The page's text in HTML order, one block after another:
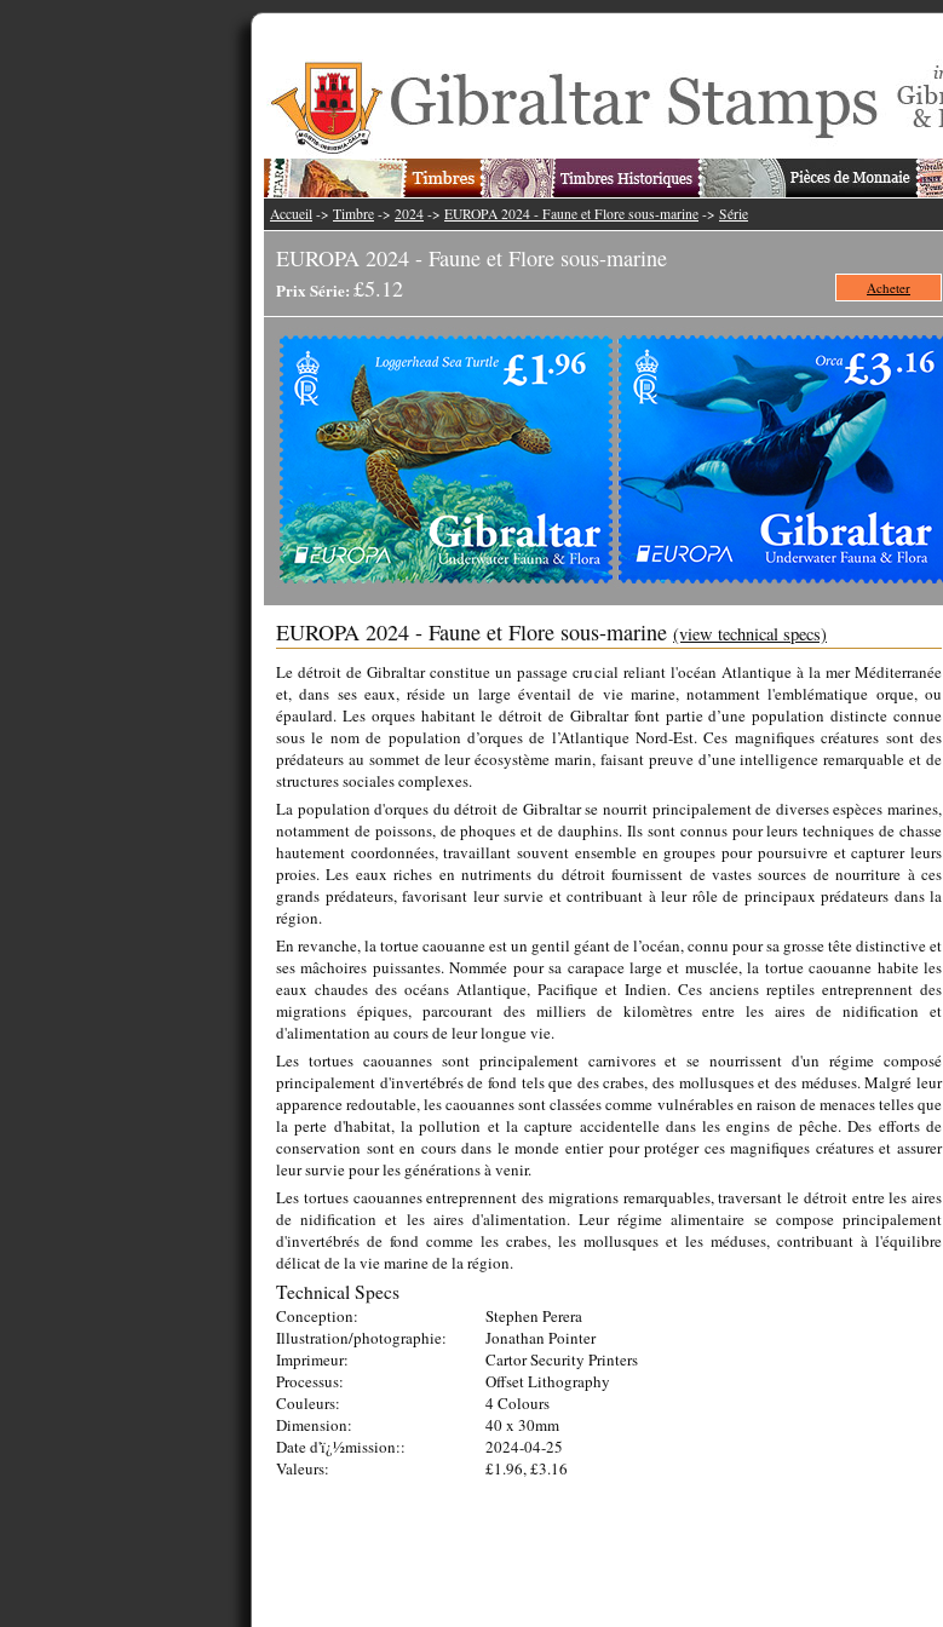
Accueil -> Timbre -> 2024 -> EUROPA 2024 - Faune et Flore sous-marine -> Série
EUROPA 2024 - Faune et Flore sous-marine
Prix Série: £5.12 Acheter
EUROPA 2024 - Faune et Flore sous-marine (view technical specs)
Le détroit de Gibraltar constitue un passage crucial reliant l'océan Atlantique à la mer Méditerranée
et, dans ses eaux, réside un large éventail de vie marine, notamment l'emblématique orque, ou
épaulard. Les orques habitant le détroit de Gibraltar font partie d’une population distincte connue
sous le nom de population d’orques de l’Atlantique Nord-Est. Ces magnifiques créatures sont des
prédateurs au sommet de leur écosystème marin, faisant preuve d’une intelligence remarquable et de
structures sociales complexes.
La population d'orques du détroit de Gibraltar se nourrit principalement de diverses espèces marines,
notamment de poissons, de phoques et de dauphins. Ils sont connus pour leurs techniques de chasse
hautement coordonnées, travaillant souvent ensemble en groupes pour poursuivre et capturer leurs
proies. Les eaux riches en nutriments du détroit fournissent de vastes sources de nourriture à ces
grands prédateurs, favorisant leur survie et contribuant à leur rôle de principaux prédateurs dans la
région.
En revanche, la tortue caouanne est un gentil géant de l’océan, connu pour sa grosse tête distinctive et
ses mâchoires puissantes. Nommée pour sa carapace large et musclée, la tortue caouanne habite les
eaux chaudes des océans Atlantique, Pacifique et Indien. Ces anciens reptiles entreprennent des
migrations épiques, parcourant des milliers de kilomètres entre les aires de nidification et
d'alimentation au cours de leur longue vie.
Les tortues caouannes sont principalement carnivores et se nourrissent d'un régime composé
principalement d'invertébrés de fond tels que des crabes, des mollusques et des méduses. Malgré leur
apparence redoutable, les caouannes sont classées comme vulnérables en raison de menaces telles que
la perte d'habitat, la pollution et la capture accidentelle dans les engins de pêche. Des efforts de
conservation sont en cours dans le monde entier pour protéger ces magnifiques créatures et assurer
leur survie pour les générations à venir.
Les tortues caouannes entreprennent des migrations remarquables, traversant le détroit entre les aires
de nidification et les aires d'alimentation. Leur régime alimentaire se compose principalement
d'invertébrés de fond comme les crabes, les mollusques et les méduses, contribuant à l'équilibre
délicat de la vie marine de la région.
Technical Specs
Conception:
Stephen Perera
Illustration/photographie:
Jonathan Pointer
Imprimeur:
Cartor Security Printers
Processus:
Offset Lithography
Couleurs:
4 Colours
Dimension:
40 x 30mm
Date d'ï¿½mission::
2024-04-25
Valeurs:
£1.96, £3.16